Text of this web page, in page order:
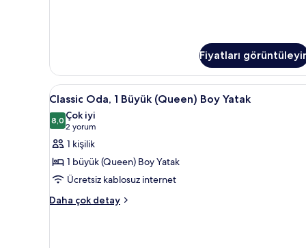
Fiyatları
Classic
Oda,
1
Büyük
(Queen)
Boy
Yatak
için
Kaliteli yatak takımı, odada
5
Classic Oda, 1 Büyük (Queen) Boy Yatak
8,08,0 / 10
Çok iyi
2 yorum
(2
yorum)
1 kişilik
1 büyük (Queen) Boy Yatak
Ücretsiz kablosuz internet
Daha çok detay
Classic